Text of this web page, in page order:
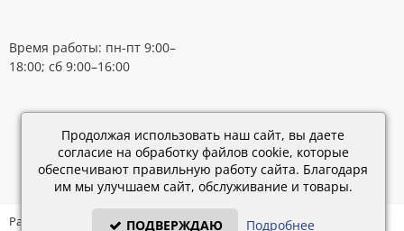
Время работы: пн-пт 9:00–
18:00; сб 9:00–16:00
Каталог
28.02.2019
15:45
Разработка: «IT - Консультант» ©
Продолжая использовать наш сайт, вы даете
согласие на обработку файлов cookie, которые
обеспечивают правильную работу сайта. Благодаря
им мы улучшаем сайт, обслуживание и товары.
ПОДВЕРЖДАЮ Подробнее